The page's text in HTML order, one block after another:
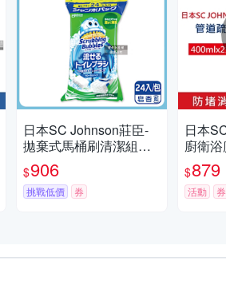
日本SC Johnson莊臣-
拋棄式馬桶刷清潔組專
用含濃縮洗劑替換刷頭
補充包24入/大包(本品不
含刷柄和刷架,免沾手馬
$906
挑戰低價 券
日本
廚衛
消臭
mlx2瓶
溶解黏
$879
活動 券